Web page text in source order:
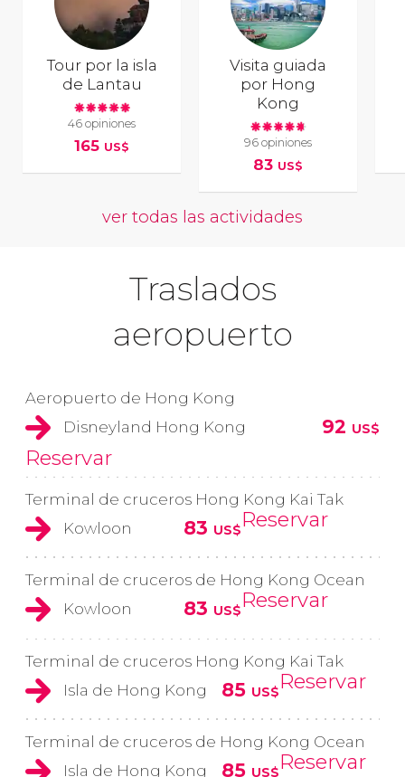
Tour por la isla
de Lantau
46 opiniones
165 US$
Visita guiada
por Hong
Kong
96 opiniones
83 US$
ver todas las actividades
Traslados
aeropuerto
Aeropuerto de Hong Kong
Disneyland Hong Kong
92 US$
Reservar
Terminal de cruceros Hong Kong Kai Tak
Kowloon
83 US$Reservar
Terminal de cruceros de Hong Kong Ocean
Kowloon
83 US$Reservar
Terminal de cruceros Hong Kong Kai Tak
Isla de Hong Kong
85 US$Reservar
Terminal de cruceros de Hong Kong Ocean
Isla de Hong Kong
85 US$Reservar